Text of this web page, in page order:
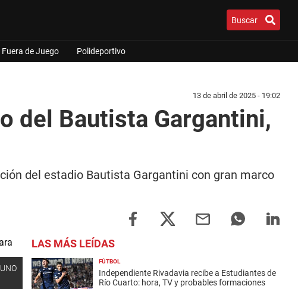
Buscar
Fuera de Juego Polideportivo
13 de abril de 2025 - 19:02
del Bautista Gargantini,
del estadio Bautista Gargantini con gran marco
LAS MÁS LEÍDAS
FÚTBOL
Independiente Rivadavia recibe a Estudiantes de
Río Cuarto: hora, TV y probables formaciones